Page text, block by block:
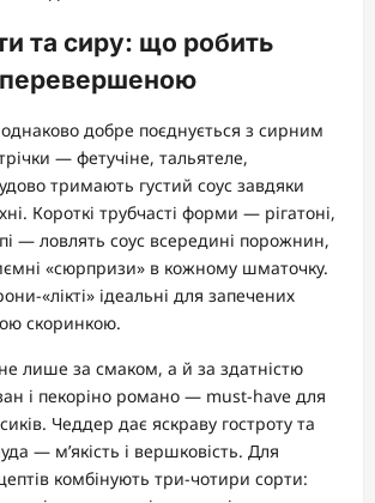
та сиру: що робить
добре поєднується з сирним
— фетучіне, тальятеле,
тримають густий соус завдяки
Короткі трубчасті форми — рігатоні,
— ловлять соус всередині порожнин,
«сюрпризи» в кожному шматочку.
«лікті» ідеальні для запечених
скоринкою.
лише за смаком, а й за здатністю
і пекоріно романо — must-have для
Чеддер дає яскраву гостроту та
— м’якість і вершковість. Для
комбінують три-чотири сорти: